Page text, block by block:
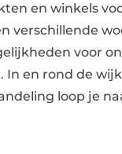
en winkels
verschillende
voor
In en rond de
loop je